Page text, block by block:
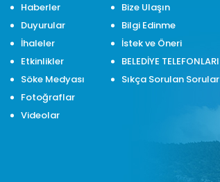
Haberler
Duyurular
İhaleler
Etkinlikler
Söke Medyası
Fotoğraflar
Videolar
Bize Ulaşın
Bilgi Edinme
İstek ve Öneri
BELEDİYE TELEFONLARI
Sıkça Sorulan Sorular